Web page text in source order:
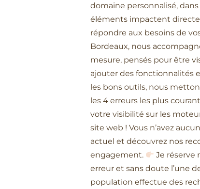
domaine personnalisé,
éléments impactent
répondre aux besoins de
Bordeaux, nous
mesure, pensés pour être
ajouter des fonctionnalités
les bons outils, nous
les 4 erreurs les plus
votre visibilité sur les
site web ! Vous n’avez
actuel et découvrez nos
engagement.
Je réserve
erreur et sans doute l’une
population effectue des